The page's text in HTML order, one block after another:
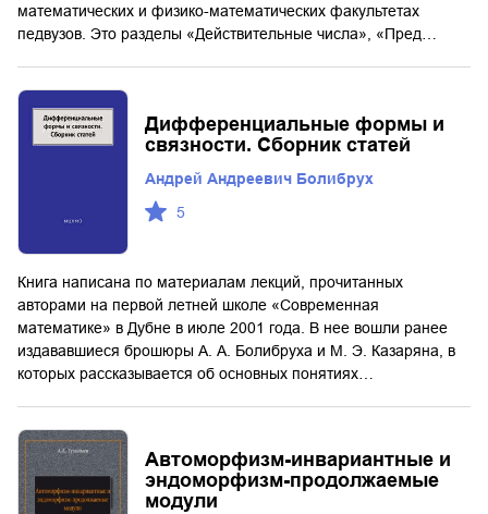
математических и физико-математических факультетах
педвузов. Это разделы «Действительные числа», «Пред…
Дифференциальные формы и
связности. Сборник статей
Андрей Андреевич Болибрух
5
Книга написана по материалам лекций, прочитанных
авторами на первой летней школе «Современная
математике» в Дубне в июле 2001 года. В нее вошли ранее
издававшиеся брошюры А. А. Болибруха и М. Э. Казаряна, в
которых рассказывается об основных понятиях…
Автоморфизм-инвариантные и
эндоморфизм-продолжаемые
модули